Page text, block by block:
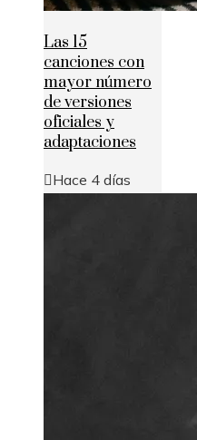
Las 15
canciones con
mayor número
de versiones
oficiales y
adaptaciones
Hace 4 días